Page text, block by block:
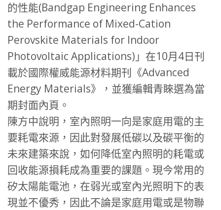
的性能(Bandgap Engineering Enhances
the Performance of Mixed-Cation
Perovskite Materials for Indoor
Photovoltaic Applications)」在10月4日刊
載於國際權威能源材料期刊《Advanced
Energy Materials》，並獲編輯青睞選為當
期封面內頁。
陳方中說明，室內照明一向是家庭用電的主
要耗電來源，因此對發展低碳以及碳平衡的
未來建築來說，如何降低室內照明的耗電或
回收能源損耗成為重要的課題。現今常用的
矽太陽能電池，在弱光或室內光照明下的表
現並不優秀，因此不論是家庭用電或是物聯